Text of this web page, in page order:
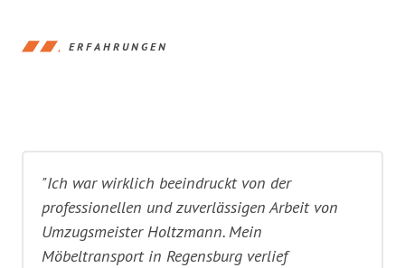
ERFAHRUNGEN
"Ich war wirklich beeindruckt von der
professionellen und zuverlässigen Arbeit von
Umzugsmeister Holtzmann. Mein
Möbeltransport in Regensburg verlief